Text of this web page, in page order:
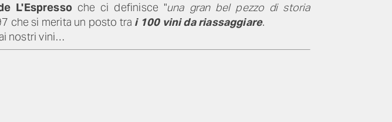
L'Espresso che ci definisce "una gran bel pezzo di storia
che si merita un posto tra i 100 vini da riassaggiare.
nostri vini…